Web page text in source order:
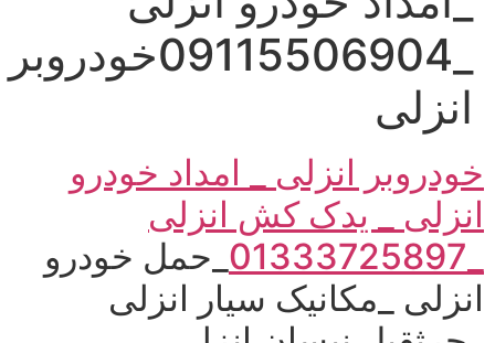
_09115506904خودروبر
انزلی
خودروبر انزلی _ امداد خودرو
انزلی _ یدک کش انزلی
_حمل خودرو
انزلی _مکانیک سیار انزلی